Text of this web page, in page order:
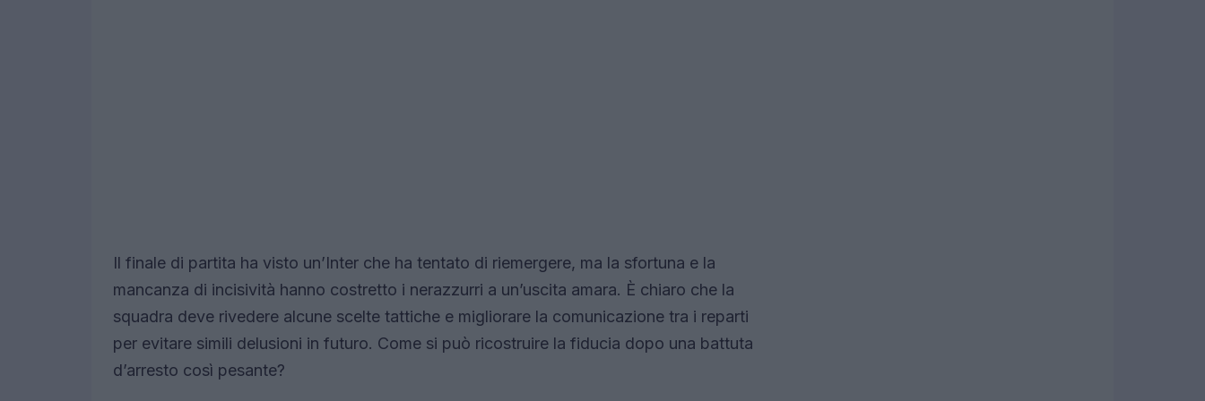
Il finale di partita ha visto un’Inter che ha tentato di riemergere, ma la sfortuna e la
mancanza di incisività hanno costretto i nerazzurri a un’uscita amara. È chiaro che la
squadra deve rivedere alcune scelte tattiche e migliorare la comunicazione tra i reparti
per evitare simili delusioni in futuro. Come si può ricostruire la fiducia dopo una battuta
d’arresto così pesante?